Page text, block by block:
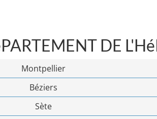
DE
Montpellier
Béziers
Sète